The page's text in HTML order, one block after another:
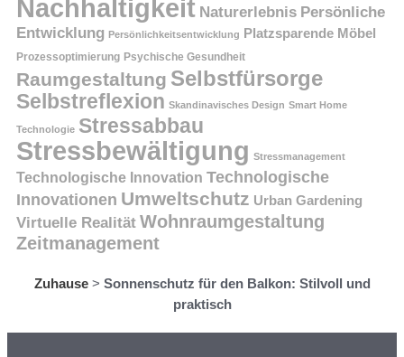
Nachhaltigkeit Naturerlebnis Persönliche
Entwicklung Persönlichkeitsentwicklung Platzsparende Möbel
Prozessoptimierung Psychische Gesundheit
Raumgestaltung Selbstfürsorge
Selbstreflexion Skandinavisches Design Smart Home
Technologie Stressabbau
Stressbewältigung Stressmanagement
Technologische Innovation Technologische
Innovationen Umweltschutz Urban Gardening
Virtuelle Realität Wohnraumgestaltung
Zeitmanagement
Zuhause> Sonnenschutz für den Balkon: Stilvoll und
praktisch